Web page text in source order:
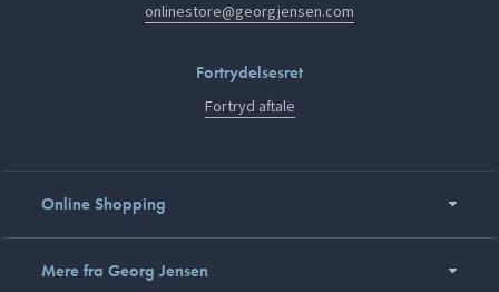
onlinestore@georgjensen.com
Fortrydelsesret
Fortryd aftale
Online Shopping
Mere fra Georg Jensen